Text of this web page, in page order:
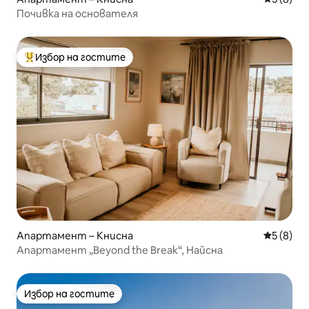
Почивка на основателя
Най-популярен избор на гостите
Избор на гостите
Апартамент – Книсна Средна
5 (8)
Апартамент „Beyond the Break“, Найсна
Избор на гостите
Избор на гостите